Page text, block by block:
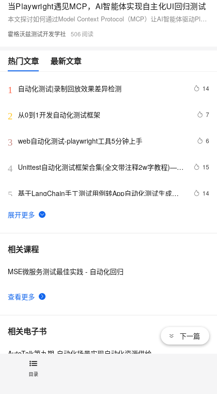
目录
当Playwright遇见MCP，AI智能体实现自主化UI回归测试
本文探讨如何通过Model Context Protocol（MCP）让AI智能体驱动Playwright实现端到端自动化测试。重点解析快照技术的实现原理与实战流程，同时深入剖析其在信息丢失、元素定位、成本效率及逻辑复杂性等方面的现实挑战。
霍格沃兹测试开发学社 506
热门文章 最新文章
1 自动化测试|录制回放效果差异检测 14
2 从0到1开发自动化测试框架 7
3 web自动化测试-playwright工具5分钟上手 6
4 Unittest自动化测试框架合集(全文带注释2w字教程)——
15
5 基于LangChain手工测试用例转App自动化测试生成工
14
6 Python 高级编程与实战：构建自动化测试框架
7 浅谈自动化测试的价值和常见误区
8 自动化测试项目实战笔记(四)：测试用户登录（账号密码
9 python+pytest接口自动化(11)-测试函数、测试类/测试方
10
相关课程
查看更多
MSE微服务测试最佳实践 - 自动化回归
相关电子书
AutoTalk第九期-自动化场景实现自动化资源供给
AutoTalk第八期：自动化场景之高效创建安全合规新账号
下一篇